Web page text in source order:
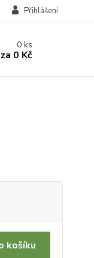
Přihlášení
0ks
za 0 Kč
košíku